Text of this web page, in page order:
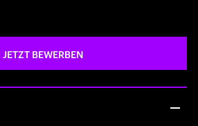
JETZT BEWERBEN